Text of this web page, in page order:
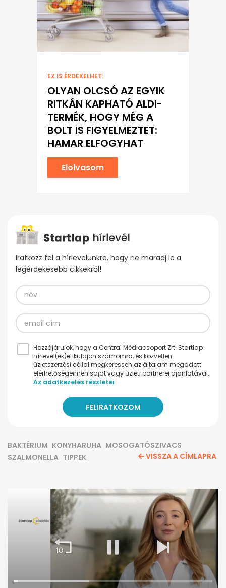
EZ IS ÉRDEKELHET:
OLYAN OLCSÓ AZ EGYIK
RITKÁN KAPHATÓ ALDI-
TERMÉK, HOGY MÉG A
BOLT IS FIGYELMEZTET:
HAMAR ELFOGYHAT
Elolvasom
Iratkozz fel a hírlevelünkre, hogy ne maradj le a
legérdekesebb cikkekről!
Hozzájárulok, hogy a Central Médiacsoport Zrt. Startlap
hírlevel(ek)et küldjön számomra, és közvetlen
üzletszerzési céllal megkeressen az általam megadott
elérhetőségeimen saját vagy üzleti partnerei ajánlatával.
Az adatkezelés részletei
BAKTÉRIUM KONYHARUHA MOSOGATÓSZIVACS
SZALMONELLA TIPPEK VISSZA A CÍMLAPRA